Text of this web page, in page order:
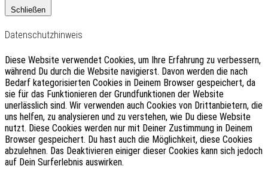
Schließen
Datenschutzhinweis
Diese Website verwendet Cookies, um Ihre Erfahrung zu verbessern,
während Du durch die Website navigierst. Davon werden die nach
Bedarf kategorisierten Cookies in Deinem Browser gespeichert, da
sie für das Funktionieren der Grundfunktionen der Website
unerlässlich sind. Wir verwenden auch Cookies von Drittanbietern, die
uns helfen, zu analysieren und zu verstehen, wie Du diese Website
nutzt. Diese Cookies werden nur mit Deiner Zustimmung in Deinem
Browser gespeichert. Du hast auch die Möglichkeit, diese Cookies
abzulehnen. Das Deaktivieren einiger dieser Cookies kann sich jedoch
auf Dein Surferlebnis auswirken.